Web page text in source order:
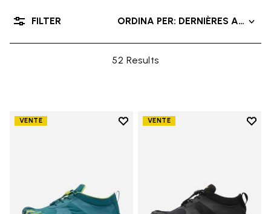
52 Results
ORDINA PER: DERNIÈRES
FILTER
VENTE
Add to wishlist
VENTE
Add